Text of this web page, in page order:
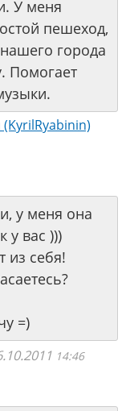
У меня
пешеход,
города
Помогает
у меня она
у вас )))
из себя!
=)
14:46